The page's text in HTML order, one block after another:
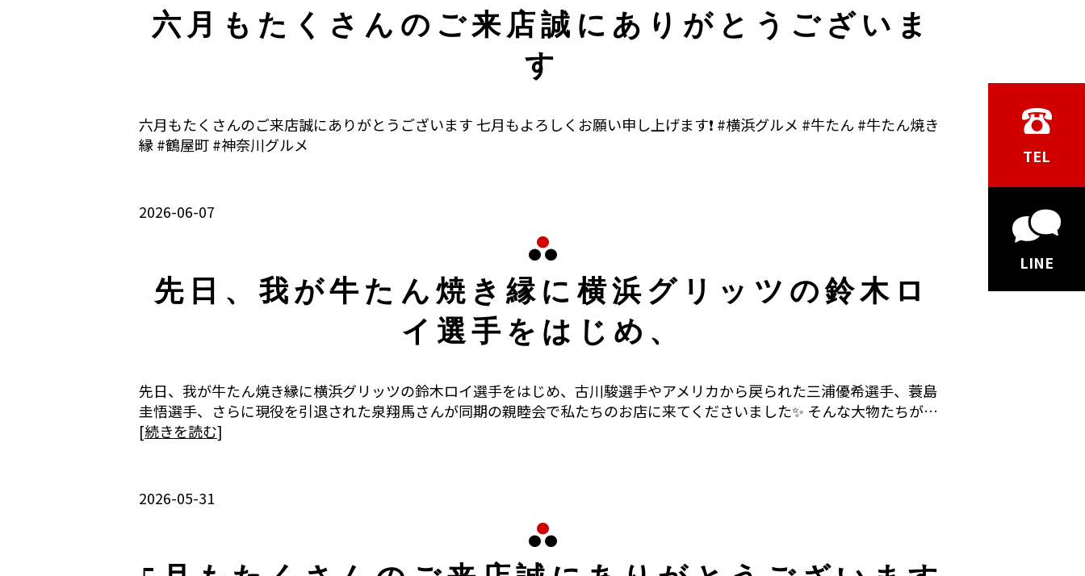
六月もたくさんのご来店誠にありがとうございま
す
六月もたくさんのご来店誠にありがとうございます 七月もよろしくお願い申し上げます❗ #横浜グルメ #牛たん #牛たん焼き
縁 #鶴屋町 #神奈川グルメ
2026-06-07
先日、我が牛たん焼き縁に横浜グリッツの鈴木ロ
イ選手をはじめ、
先日、我が牛たん焼き縁に横浜グリッツの鈴木ロイ選手をはじめ、古川駿選手やアメリカから戻られた三浦優希選手、蓑島
圭悟選手、さらに現役を引退された泉翔馬さんが同期の親睦会で私たちのお店に来てくださいました✨ そんな大物たちが…
[続きを読む]
2026-05-31
TEL
LINE